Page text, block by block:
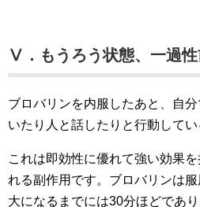
Ⅴ．もうろう状態、一過
ブロバリンを内服したあと、自
いたり人と話したりと行動してい
これは即効性に優れて強い効果
れる副作用です。ブロバリンは
大になるまでには30分ほどであ